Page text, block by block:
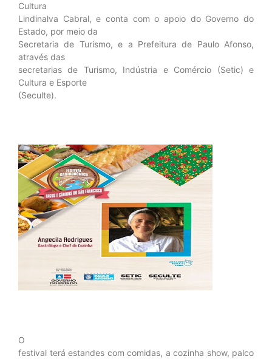
Cultura
Lindinalva Cabral, e conta com o apoio do Governo do
Estado, por meio da
Secretaria de Turismo, e a Prefeitura de Paulo Afonso,
através das
secretarias de Turismo, Indústria e Comércio (Setic) e
Cultura e Esporte
(Seculte).
O
festival terá estandes com comidas, a cozinha show, palco